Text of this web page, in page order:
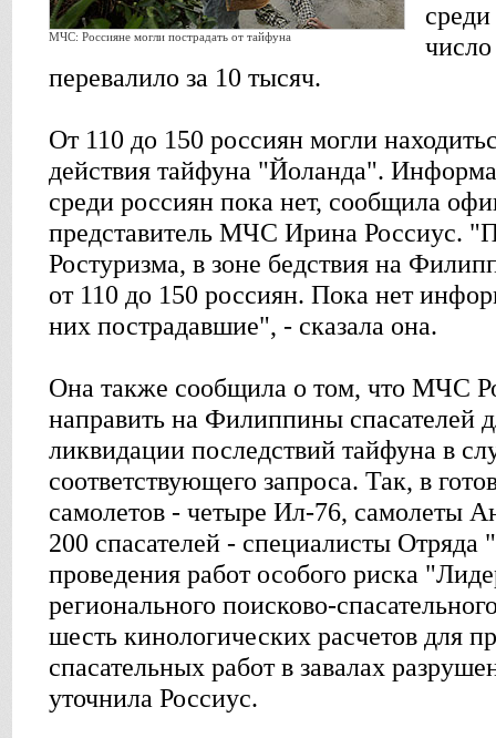
МЧС: Россияне могли пострадать от тайфуна
перевалило за 10 тысяч.
От 110 до 150 россиян могли
действия тайфуна "Йоланда".
среди россиян пока нет, сообщила
представитель МЧС Ирина Россиус.
Ростуризма, в зоне бедствия на
от 110 до 150 россиян. Пока нет
них пострадавшие", - сказала она.
Она также сообщила о том, что МЧС
направить на Филиппины спасателей
ликвидации последствий тайфуна в
соответствующего запроса. Так, в
самолетов - четыре Ил-76, самолеты
200 спасателей - специалисты
проведения работ особого риска
регионального поисково-
шесть кинологических расчетов для
спасательных работ в завалах
уточнила Россиус.